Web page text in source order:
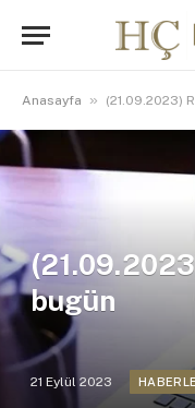
Anasayfa » (21.09.2023)
bugün
21 Eylül 2023